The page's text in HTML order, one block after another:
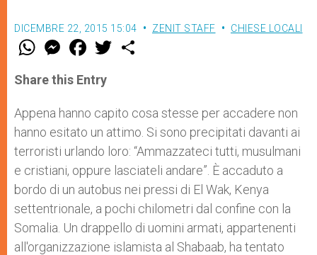
DICEMBRE 22, 2015 15:04 ZENIT STAFF CHIESE LOCALI
W
t
s
p
p
M
e
s
e
g
e
r
F
a
e
b
o
k
w
r
Share this Entry
Appena hanno capito cosa stesse per accadere non
hanno esitato un attimo. Si sono precipitati davanti ai
terroristi urlando loro: “Ammazzateci tutti, musulmani
e cristiani, oppure lasciateli andare”. È accaduto a
bordo di un autobus nei pressi di El Wak, Kenya
settentrionale, a pochi chilometri dal confine con la
Somalia. Un drappello di uomini armati, appartenenti
all'organizzazione islamista al Shabaab, ha tentato